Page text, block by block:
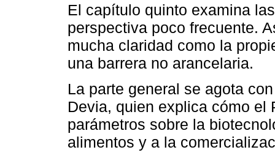
El capítulo quinto examina
perspectiva poco frecuente.
mucha claridad como la
una barrera no arancelaria.
La parte general se agota
Devia, quien explica cómo el
parámetros sobre la
alimentos y a la